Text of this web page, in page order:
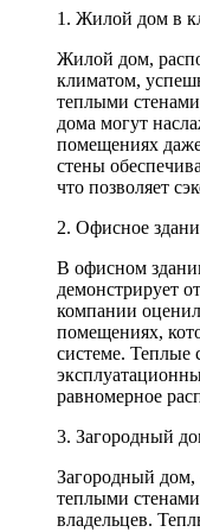
1. Жилой дом в
Жилой дом,
климатом,
теплыми
дома могут
помещениях
стены
что позволяет
2. Офисное
В офисном
демонстрирует
компании
помещениях,
системе. Теплые
равномерное
3. Загородный
Загородный
теплыми
владельцев.